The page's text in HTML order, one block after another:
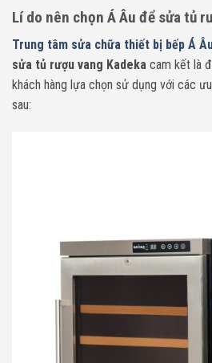
Lí do nên chọn Á Âu để sửa tủ
Trung tâm sửa chữa thiết bị bếp Á
sửa tủ rượu vang Kadeka cam kết là
khách hàng lựa chọn sử dụng với các
sau: